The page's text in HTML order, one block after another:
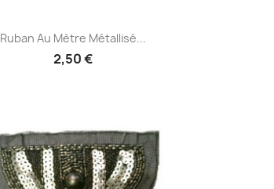
Aperçu rapide
Ruban Au Mètre Métallisé...
2,50 €